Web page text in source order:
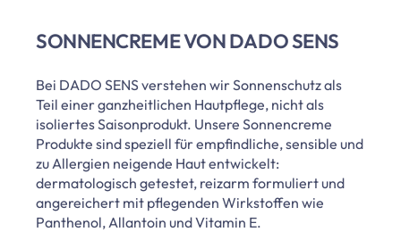
SONNENCREME VON DADO SENS
Bei DADO SENS verstehen wir Sonnenschutz als
Teil einer ganzheitlichen Hautpflege, nicht als
isoliertes Saisonprodukt. Unsere Sonnencreme
Produkte sind speziell für empfindliche, sensible und
zu Allergien neigende Haut entwickelt:
dermatologisch getestet, reizarm formuliert und
angereichert mit pflegenden Wirkstoffen wie
Panthenol, Allantoin und Vitamin E.